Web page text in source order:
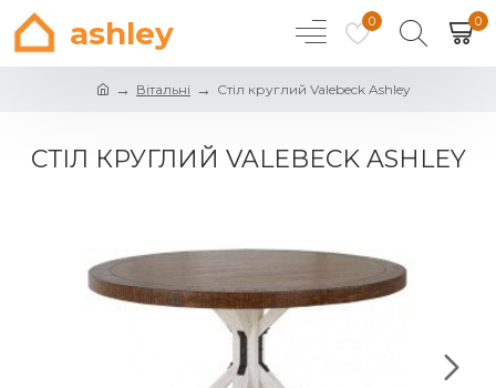
ashley 0 0
Вітальні Стіл круглий Valebeck Ashley
СТІЛ КРУГЛИЙ VALEBECK ASHLEY